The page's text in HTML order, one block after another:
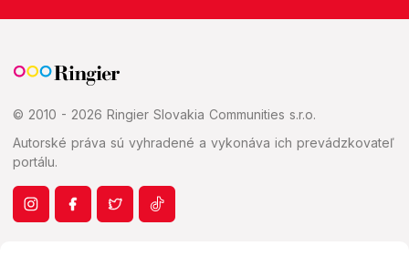
© 2010 - 2026 Ringier Slovakia Communities s.r.o.
Autorské práva sú vyhradené a vykonáva ich prevádzkovateľ
portálu.